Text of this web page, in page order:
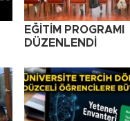
EĞİTİM PROGRAMI
DÜZENLENDİ